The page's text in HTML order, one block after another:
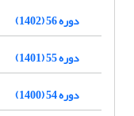
دوره 56 (1402)
دوره 55 (1401)
دوره 54 (1400)